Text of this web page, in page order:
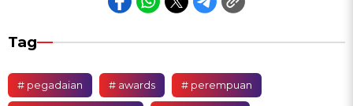
Tag
# pegadaian # awards # perempuan